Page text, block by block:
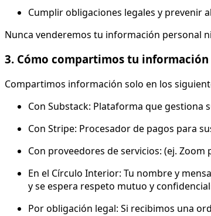
Cumplir obligaciones legales y prevenir
Nunca venderemos tu información personal
3. Cómo compartimos tu información
Compartimos información solo en los
Con Substack: Plataforma que gestiona
Con Stripe: Procesador de pagos para
Con proveedores de servicios: (ej.
En el Círculo Interior: Tu nombre y
y se espera respeto mutuo y
Por obligación legal: Si recibimos una